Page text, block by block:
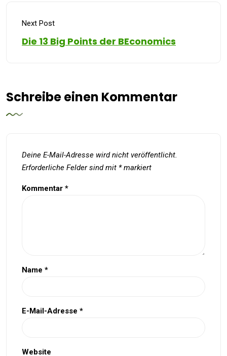
Next Post
Die 13 Big Points der BEconomics
Schreibe einen Kommentar
Deine E-Mail-Adresse wird nicht veröffentlicht.
Erforderliche Felder sind mit *markiert
Kommentar *
Name *
E-Mail-Adresse *
Website